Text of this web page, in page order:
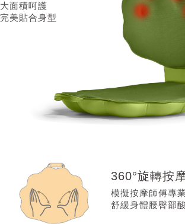
大面積呵護
完美貼合身型
360°旋轉按
模擬按摩師傅專
舒緩身體腰臀部